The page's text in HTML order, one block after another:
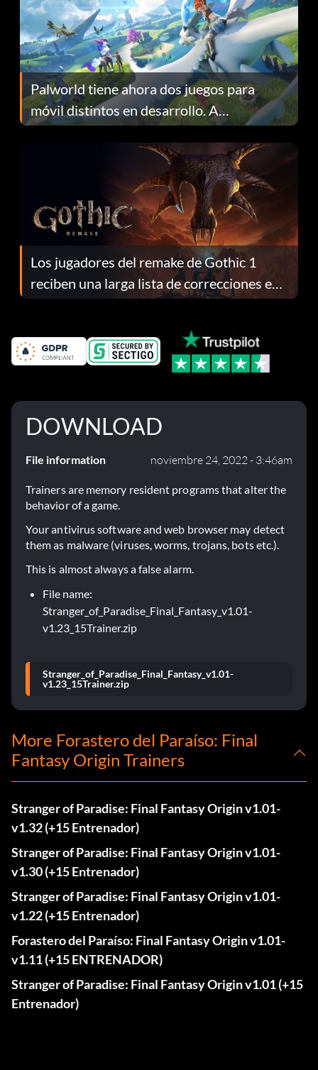
Palworld tiene ahora dos juegos para
móvil distintos en desarrollo. A
continuación te explicamos por qué.
Los jugadores del remake de Gothic 1
reciben una larga lista de correcciones en
el parche 1.0.4
DOWNLOAD
File information noviembre 24, 2022 - 3:46am
Trainers are memory resident programs that alter the
behavior of a game.
Your antivirus software and web browser may detect
them as malware (viruses, worms, trojans, bots etc.).
This is almost always a false alarm.
File name:
Stranger_of_Paradise_Final_Fantasy_v1.01-
v1.23_15Trainer.zip
Stranger_of_Paradise_Final_Fantasy_v1.01-
v1.23_15Trainer.zip
More Forastero del Paraíso: Final
Fantasy Origin Trainers
Stranger of Paradise: Final Fantasy Origin v1.01-
v1.32 (+15 Entrenador)
Stranger of Paradise: Final Fantasy Origin v1.01-
v1.30 (+15 Entrenador)
Stranger of Paradise: Final Fantasy Origin v1.01-
v1.22 (+15 Entrenador)
Forastero del Paraíso: Final Fantasy Origin v1.01-
v1.11 (+15 ENTRENADOR)
Stranger of Paradise: Final Fantasy Origin v1.01 (+15
Entrenador)